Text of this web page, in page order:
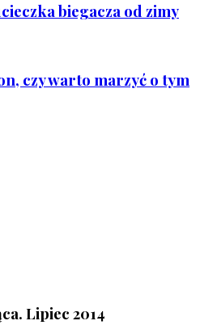
biegacza od zimy
czy warto marzyć o tym
Lipiec 2014